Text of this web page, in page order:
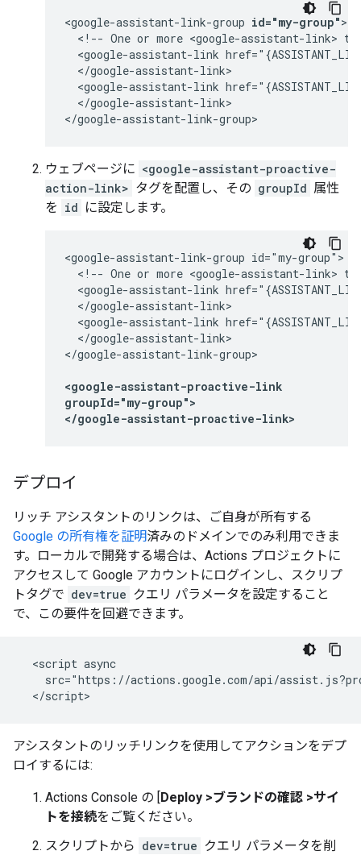
<google-assistant-link-group id="my-group">
<!-- One or more <google-assistant-link>
<google-assistant-link
  </google-assistant-link>
<google-assistant-link
  </google-assistant-link>
ウェブページに <google-assistant-proactive-
action-link> タグを配置し、その groupId 属性
を id に設定します。
<google-assistant-link-group id="my-group">
<!-- One or more <google-assistant-link>
<google-assistant-link
  </google-assistant-link>
<google-assistant-link
  </google-assistant-link>
</google-assistant-link-group>
<google-assistant-proactive-link
groupId="my-group">
</google-assistant-proactive-link>
デプロイ
リッチ アシスタントのリンクは、ご自身が所有する
Google の所有権を証明済みのドメインでのみ利用できま
す。ローカルで開発する場合は、Actions プロジェクトに
アクセスして Google アカウントにログインし、スクリプ
トタグで dev=true クエリ パラメータを設定すること
で、この要件を回避できます。
  <script async
src="https://actions.google.com/api/
アシスタントのリッチリンクを使用してアクションをデプ
ロイするには:
Actions Console の [
Deploy >ブランドの確認 >サイ
トを接続をご覧ください。
スクリプトから dev=true クエリ パラメータを削